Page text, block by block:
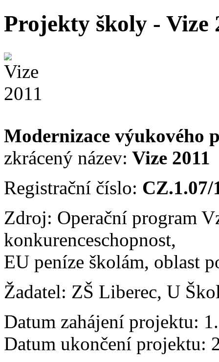
Projekty školy - Vize
Modernizace výukového
zkrácený název: Vize 2011
Registrační číslo: CZ.1.07/
Zdroj: Operační program
konkurenceschopnost,
EU peníze školám, oblast
Žadatel: ZŠ Liberec, U
Datum zahájení projektu:
Datum ukončení projektu: